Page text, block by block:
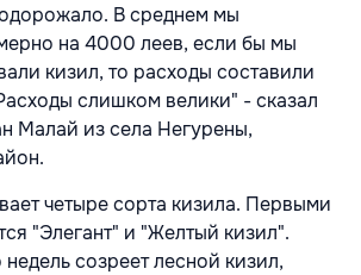
В среднем мы
на 4000 леев, если бы мы
кизил, то расходы составили
слишком велики" - сказал
Малай из села Негурены,
четыре сорта кизила. Первыми
"Элегант" и "Желтый кизил".
созреет лесной кизил,